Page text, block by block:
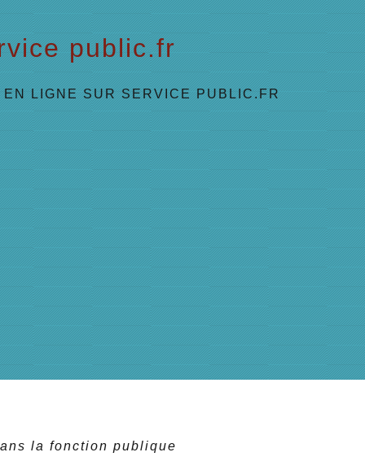
public.fr
EN LIGNE SUR SERVICE PUBLIC.FR
la fonction publique